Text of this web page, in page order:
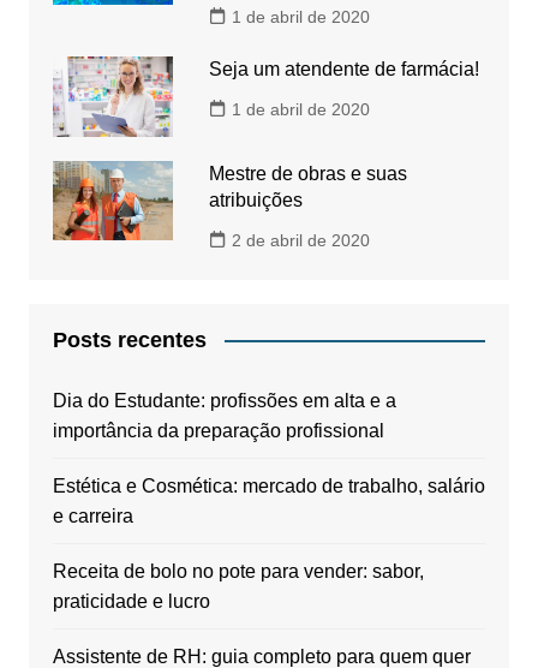
1 de abril de 2020
Seja um atendente de farmácia!
1 de abril de 2020
Mestre de obras e suas
atribuições
2 de abril de 2020
Posts recentes
Dia do Estudante: profissões em alta e a
importância da preparação profissional
Estética e Cosmética: mercado de trabalho, salário
e carreira
Receita de bolo no pote para vender: sabor,
praticidade e lucro
Assistente de RH: guia completo para quem quer